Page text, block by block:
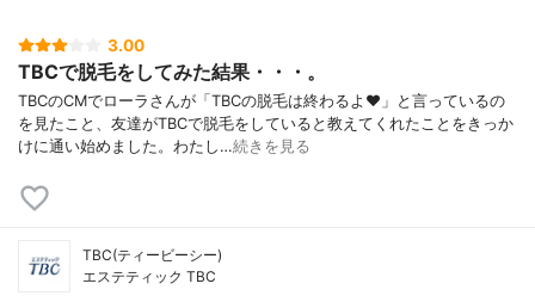
3.00
TBCで脱毛をしてみた結果・・・。
TBCのCMでローラさんが「TBCの脱毛は終わるよ♥」と言っているの
を見たこと、友達がTBCで脱毛をしていると教えてくれたことをきっか
けに通い始めました。わたし…続きを見る
TBC(ティービーシー)
エステティック TBC